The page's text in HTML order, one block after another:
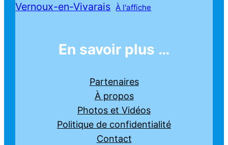
Vernoux-en-Vivarais À l'affiche
En savoir plus …
Partenaires
À propos
Photos et Vidéos
Politique de confidentialité
Contact